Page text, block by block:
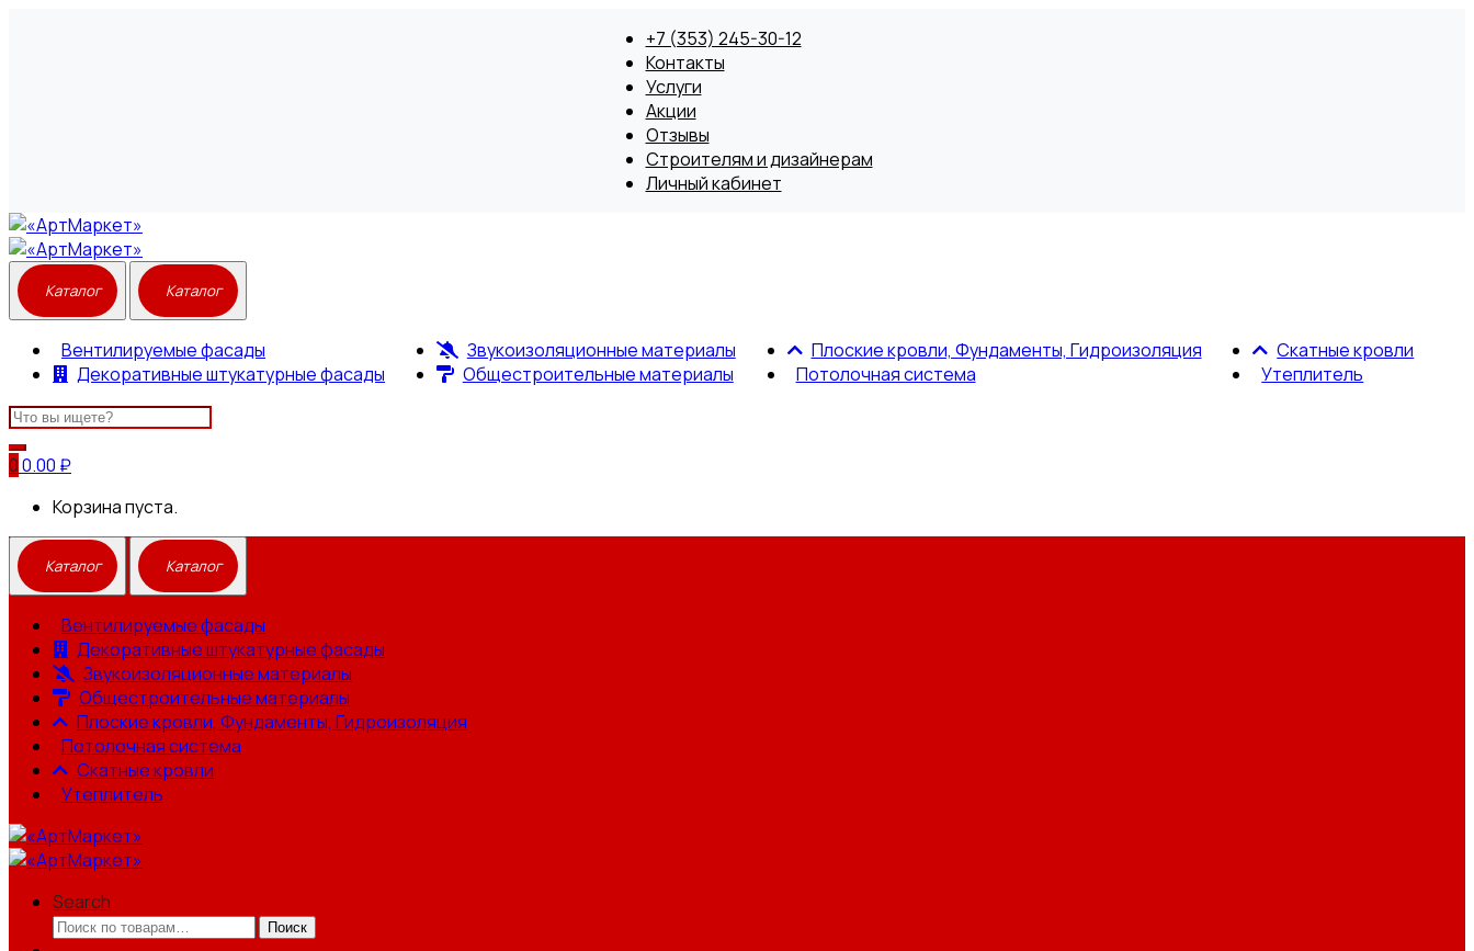
Вентилируемые фасады
Декоративные штукатурные фасады
Звукоизоляционные материалы
Общестроительные материалы
Плоские кровли, Фундаменты, Гидроизоляция
Потолочная система
Скатные кровли
Утеплитель
Search
for:
00.00 ₽
Корзина пуста.
+7 (353) 245-30-12
Контакты
Услуги
Акции
Отзывы
Строителям и дизайнерам
Личный кабинет
Вентилируемые фасады
Декоративные штукатурные фасады
Звукоизоляционные материалы
Общестроительные материалы
Плоские кровли, Фундаменты, Гидроизоляция
Потолочная система
Скатные кровли
Утеплитель
Search
Искать:
Поиск